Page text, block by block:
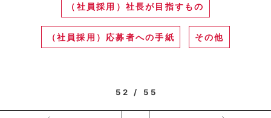
（社員採用）社長が目指すもの
（社員採用）応募者への手紙 その他
52 / 55